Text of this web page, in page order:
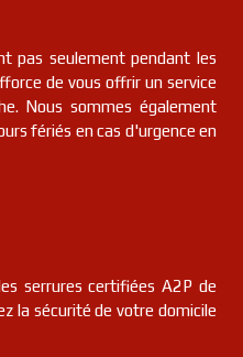
pas seulement pendant les
de vous offrir un service
Nous sommes également
fériés en cas d'urgence en
serrures certifiées A2P de
la sécurité de votre domicile